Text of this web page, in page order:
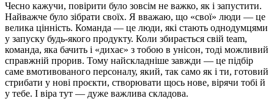
Чесно кажучи, повірити було зовсім не важко, як і запустити.
Найважче було зібрати своїх. Я вважаю, що «свої» люди — це
велика цінність. Команда — це люди, які стають однодумцями
у запуску будь-якого продукту. Коли збирається свій team,
команда, яка бачить і «дихає» з тобою в унісон, тоді можливий
справжній прорив. Тому найскладніше завжди — це підбір
саме вмотивованого персоналу, який, так само як і ти, готовий
стрибати у нові проєкти, створювати щось нове, вірячи тобі й
у тебе. І віра тут — дуже важлива складова.